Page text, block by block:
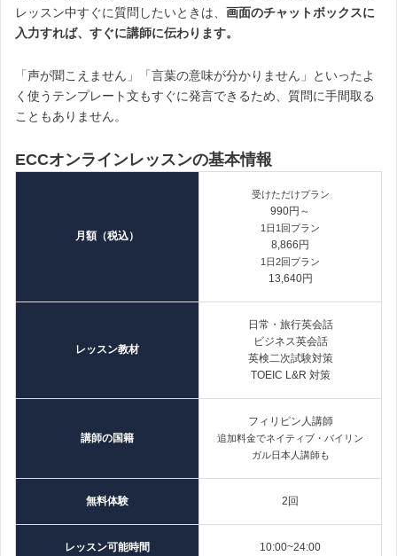
レッスン中すぐに質問したいときは、 画面のチャットボックスに
入力すれば、すぐに講師に伝わります。
「声が聞こえません」「言葉の意味が分かりません」といったよ
く使うテンプレート文もすぐに発言できるため、質問に手間取る
こともありません。
ECCオンラインレッスンの基本情報
月額（税込）
受けただけプラン
990円～
1日1回プラン
8,866円
1日2回プラン
13,640円
レッスン教材
日常・旅行英会話
ビジネス英会話
英検二次試験対策
TOEIC L&R 対策
講師の国籍
フィリピン人講師
追加料金でネイティブ・バイリン
ガル日本人講師も
無料体験 2回
レッスン可能時間 10:00~24:00